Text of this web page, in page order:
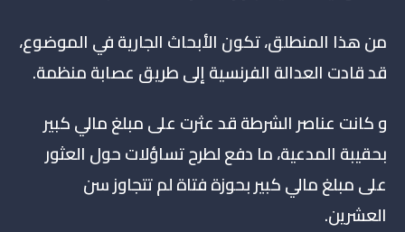
من هذا المنطلق، تكون الأبحاث الجارية في الموضوع،
قد قادت العدالة الفرنسية إلى طريق عصابة منظمة.
و كانت عناصر الشرطة قد عثرت على مبلغ مالي كبير
بحقيبة المدعية، ما دفع لطرح تساؤلات حول العثور
على مبلغ مالي كبير بحوزة فتاة لم تتجاوز سن
العشرين.